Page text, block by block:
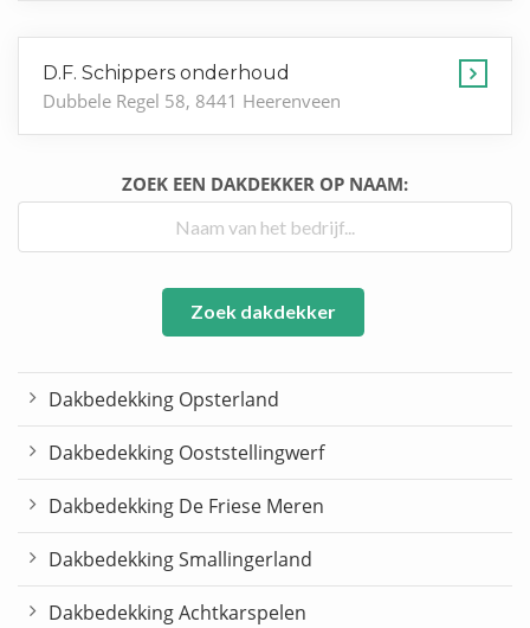
D.F. Schippers onderhoud
Dubbele Regel 58, 8441 Heerenveen
ZOEK EEN DAKDEKKER OP NAAM:
Zoek dakdekker
Dakbedekking Opsterland
Dakbedekking Ooststellingwerf
Dakbedekking De Friese Meren
Dakbedekking Smallingerland
Dakbedekking Achtkarspelen